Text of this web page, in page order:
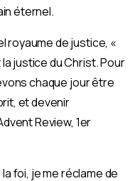
éternel.
royaume de justice, «
justice du Christ. Pour
chaque jour être
et devenir
Review, 1er
foi, je me réclame de